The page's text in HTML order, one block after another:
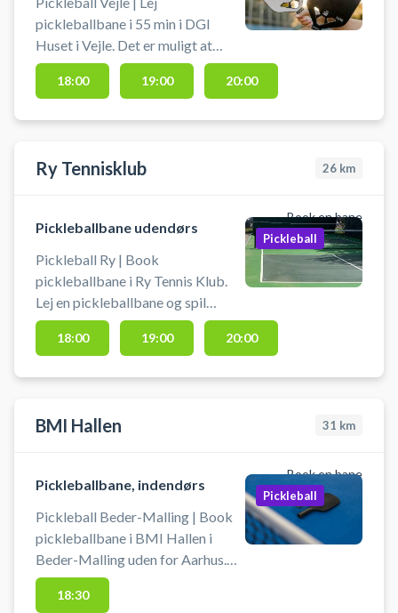
pickleballbane i 55 min i DGI
Huset i Vejle. Det er muligt at
medbringe eget udstyr, men ellers
kan bat og bolde lejes i
Huset Vejle.
18:00 19:00 20:00
Ry Tennisklub 26 km
Book en bane
Pickleballbane udendørs
Pickleball Ry | Book
pickleballbane i Ry Tennis Klub.
Lej en pickleballbane og spil
pickleball i Ry på klubbens
udendørs pickleballbane
Pickleball
18:00 19:00 20:00
BMI Hallen 31 km
Book en bane
Pickleballbane, indendørs
Pickleball Beder-Malling | Book
pickleballbane i BMI Hallen i
Beder-Malling uden for Aarhus.
Book en pickleballbane for 30
minutter og spil pickleball
Pickleball
18:30